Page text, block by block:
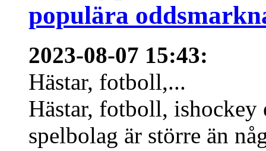
populära
2023-08-07 15:43:
Hästar, fotboll,...
Hästar, fotboll,
spelbolag är större än